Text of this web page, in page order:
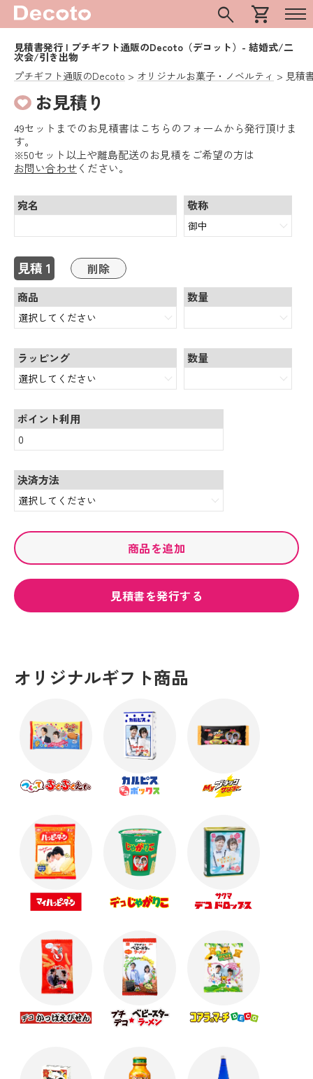
search shopping_cart
見積書発行 | プチギフト通販のDecoto（デコット）- 結婚式/二
次会/引き出物
プチギフト通販のDecoto
オリジナルお菓子・ノベルティ 見積
お見積り
49セットまでのお見積書はこちらのフォームから発行頂けま
す。
※50セット以上や離島配送のお見積をご希望の方は
お問い合わせください。
宛名 敬称
見積 1 削除
商品 数量
ラッピング 数量
ポイント利用
決済方法
商品を追加
見積書を発行する
オリジナルギフト商品